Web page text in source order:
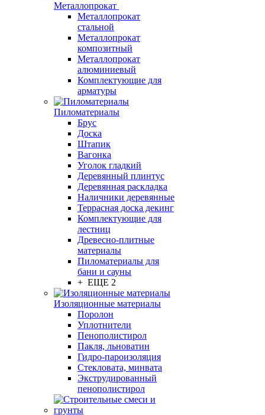
Металлопрокат
Металлопрокат
стальной
Металлопрокат
композитный
Металлопрокат
алюминиевый
Комплектующие для
арматуры
Пиломатериалы
Брус
Доска
Штапик
Вагонка
Уголок гладкий
Деревянный плинтус
Деревянная раскладка
Наличники деревянные
Террасная доска декинг
Комплектующие для
лестниц
Древесно-плитные
материалы
Пиломатериалы для
бани и сауны
+ ЕЩЕ 2
Изоляционные материалы
Поролон
Уплотнители
Пенополистирол
Пакля, льноватин
Гидро-пароизоляция
Стекловата, минвата
Экструдированный
пенополистирол